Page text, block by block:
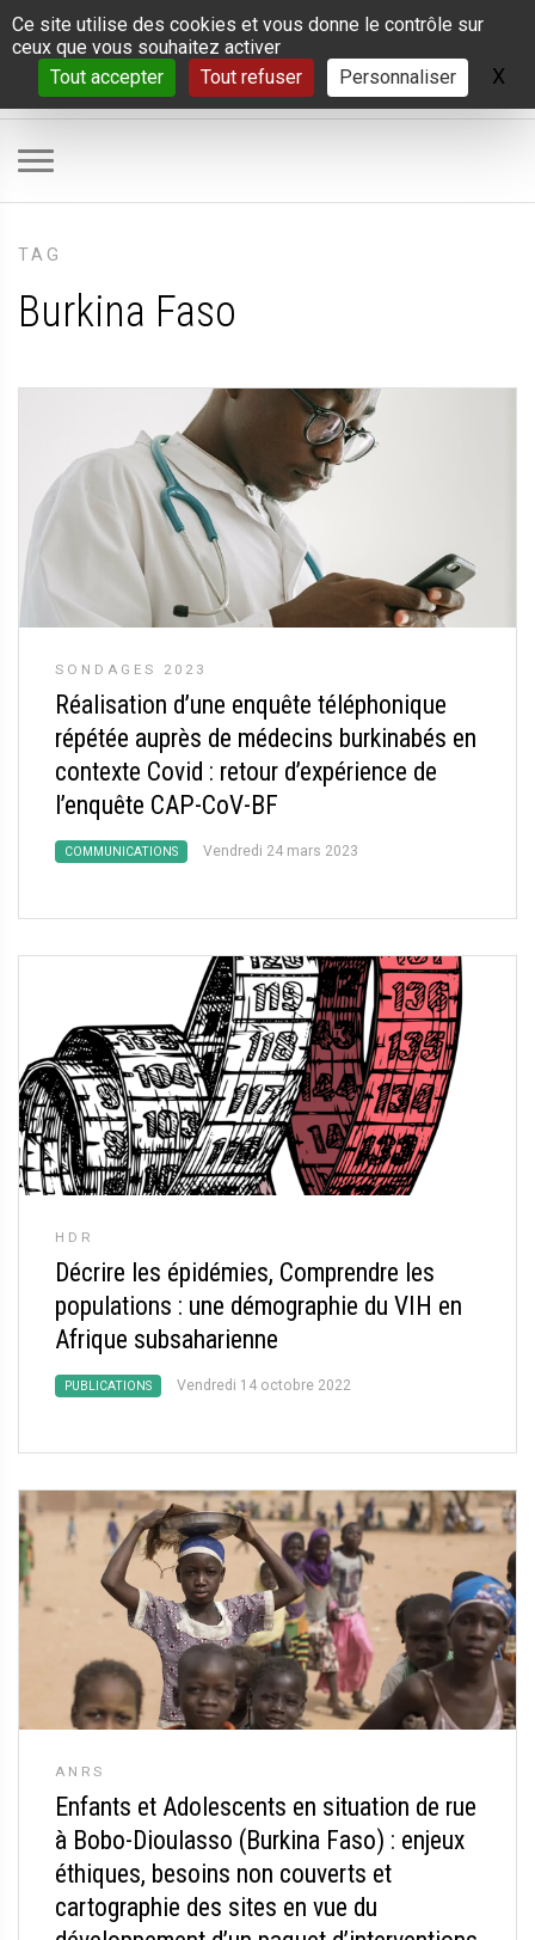
Panneau de gestion des cookies
Ce site utilise des cookies et vous donne le contrôle sur
ceux que vous souhaitez activer
Tout accepter
Tout refuser Personnaliser X
TAG
Burkina Faso
SONDAGES 2023
Réalisation d’une enquête téléphonique
répétée auprès de médecins burkinabés en
contexte Covid : retour d’expérience de
l’enquête CAP-CoV-BF
COMMUNICATIONS Vendredi 24 mars 2023
HDR
Décrire les épidémies, Comprendre les
populations : une démographie du VIH en
Afrique subsaharienne
PUBLICATIONS Vendredi 14 octobre 2022
ANRS
Enfants et Adolescents en situation de rue
à Bobo-Dioulasso (Burkina Faso) : enjeux
éthiques, besoins non couverts et
cartographie des sites en vue du